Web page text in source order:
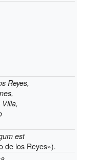
Reyes,
est
de los Reyes»).